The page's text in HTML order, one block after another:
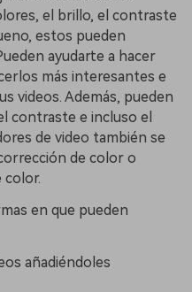
el brillo, el contraste
estos pueden
ayudarte a hacer
más interesantes e
videos. Además, pueden
contraste e incluso el
de video también se
de color o
color.
en que pueden
añadiéndoles